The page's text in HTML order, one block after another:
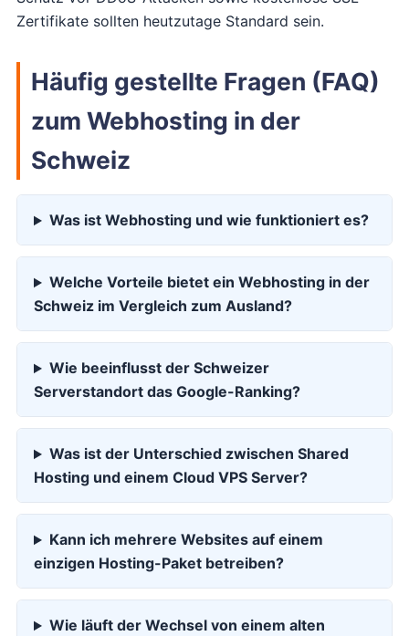
Zertifikate sollten heutzutage Standard sein.
Häufig gestellte Fragen (FAQ)
zum Webhosting in der
Schweiz
Was ist Webhosting und wie funktioniert es?
Welche Vorteile bietet ein Webhosting in der
Schweiz im Vergleich zum Ausland?
Wie beeinflusst der Schweizer
Serverstandort das Google-Ranking?
Was ist der Unterschied zwischen Shared
Hosting und einem Cloud VPS Server?
Kann ich mehrere Websites auf einem
einzigen Hosting-Paket betreiben?
Wie läuft der Wechsel von einem alten